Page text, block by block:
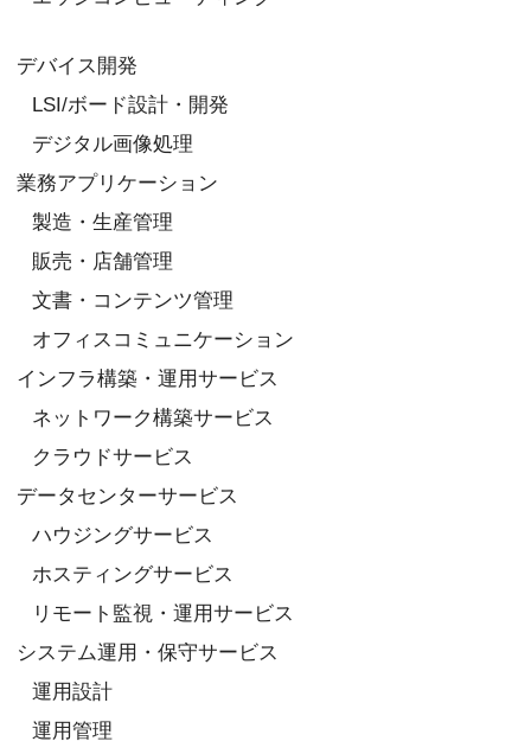
デバイス開発
LSI/ボード設計・開発
デジタル画像処理
業務アプリケーション
製造・生産管理
販売・店舗管理
文書・コンテンツ管理
オフィスコミュニケーション
インフラ構築・運用サービス
ネットワーク構築サービス
クラウドサービス
データセンターサービス
ハウジングサービス
ホスティングサービス
リモート監視・運用サービス
システム運用・保守サービス
運用設計
運用管理